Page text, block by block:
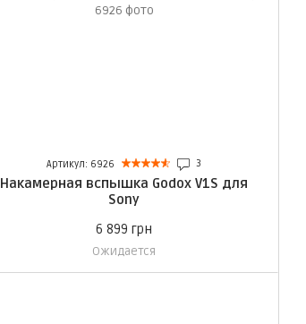
Артикул: 6926 3
Накамерная вспышка Godox V1S для
Sony
6 899 грн
Ожидается